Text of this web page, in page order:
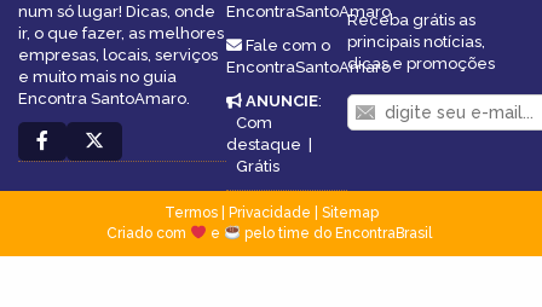
num só lugar! Dicas, onde
ir, o que fazer, as melhores
empresas, locais, serviços
e muito mais no guia
Encontra SantoAmaro.
EncontraSantoAmaro
Fale com o
EncontraSantoAmaro
ANUNCIE:
Com
destaque |
Grátis
Receba grátis as
principais notícias,
dicas e promoções
Termos| Privacidade
Sitemap
Criado com
e pelo time do EncontraBrasil